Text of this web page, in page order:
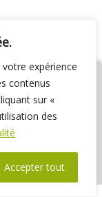
expérience
contenus
sur «
des
Accepter tout
Nous contacter
Délibérations